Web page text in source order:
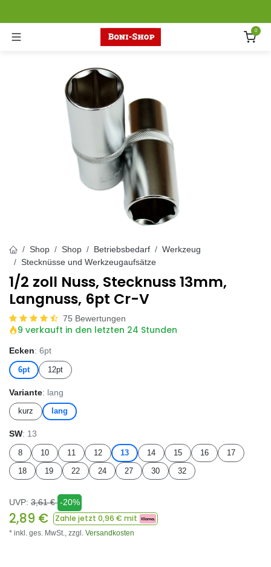
0
Shop Shop Betriebsbedarf
Werkzeug
Stecknüsse und Werkzeugaufsätze
1/2 zoll Nuss, Stecknuss 13mm,
Langnuss, 6pt Cr-V
75 Bewertungen
9 verkauft in den letzten 24 Stunden
Ecken: 6pt
6pt 12pt
Variante: lang
kurz lang
SW: 13
8 10 11 12 13 14 15 16
17
18
19 22 24 27 30 32
UVP: 3,61€ -20%
2,89 € Zahle jetzt 0,96 € mit
* inkl. ges. MwSt., zzgl. Versandkosten